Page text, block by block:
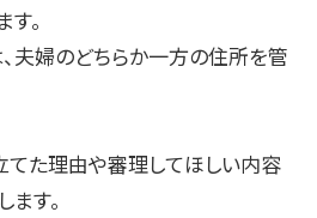
。
夫婦のどちらか一方の住所を管
てた理由や審理してほしい内容
す。